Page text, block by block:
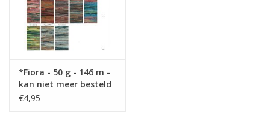
*Fiora - 50 g - 146 m -
kan niet meer besteld
worden !
€4,95